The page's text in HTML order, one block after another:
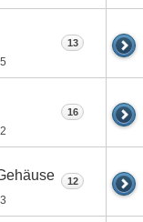
13
16
12